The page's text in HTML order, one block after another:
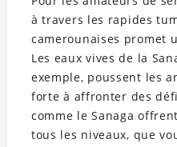
à travers les rapides
camerounaises promet
Les eaux vives de la
exemple, poussent les
forte à affronter des
comme le Sanaga
tous les niveaux, que